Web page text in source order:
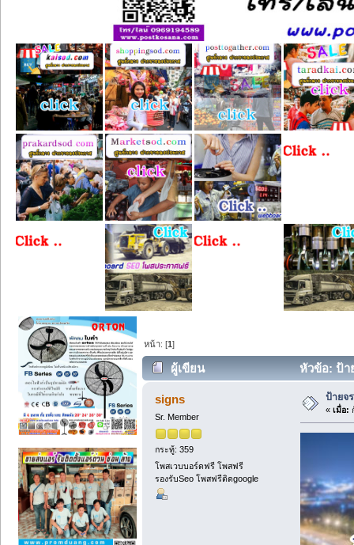
หน้า: [1]
ผู้เขียน หัวข้อ: ป้า
signs
Sr. Member
กระทู้: 359
โพสเวบบอร์ดฟรี โพสฟรี
รองรับSeo โพสฟรีติดgoogle
ป้ายจ
« เมื่อ: